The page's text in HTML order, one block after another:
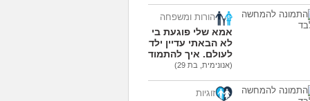
הורות ומשפחה
אמא שלי פוגעת בי כי
לא הבאתי עדיין ילדים
לעולם. איך להתמודד?
(אנונימית, בת 29)
זוגיות